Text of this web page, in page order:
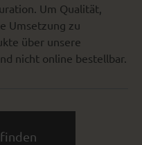
Um Qualität,
Umsetzung zu
über unsere
nicht online bestellbar.